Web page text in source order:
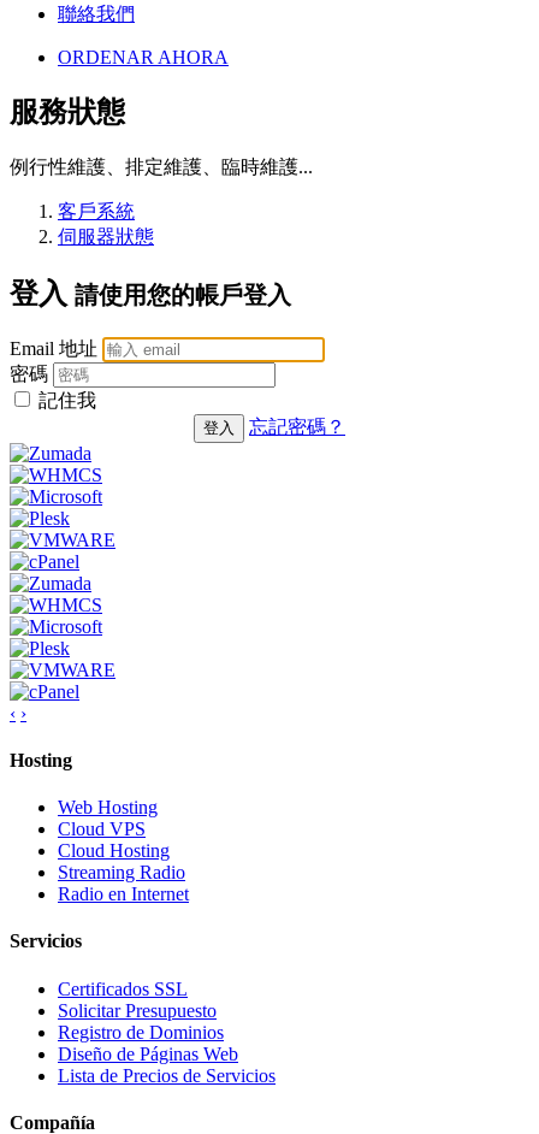
聯絡我們
ORDENAR AHORA
服務狀態
例行性維護、排定維護、臨時維護...
客戶系統
伺服器狀態
登入 請使用您的帳戶登入
Email 地址
密碼
記住我
忘記密碼？
‹ ›
Hosting
Web Hosting
Cloud VPS
Cloud Hosting
Streaming Radio
Radio en Internet
Servicios
Certificados SSL
Solicitar Presupuesto
Registro de Dominios
Diseño de Páginas Web
Lista de Precios de Servicios
Compañía